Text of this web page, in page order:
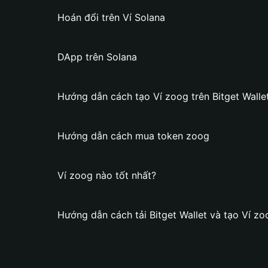
Hoán đổi trên Ví Solana
DApp trên Solana
Hướng dẫn cách tạo Ví zoog trên Bitget
Hướng dẫn cách mua token zoog
Ví zoog nào tốt nhất?
Hướng dẫn cách tải Bitget Wallet và tạo Ví